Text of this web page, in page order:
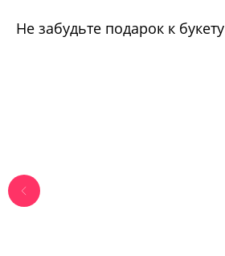
Не забудьте подарок к букету